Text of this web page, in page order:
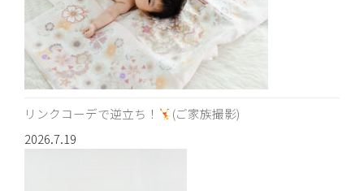
リンクコーデで逆立ち！
(ご家族撮影)
2026.7.19